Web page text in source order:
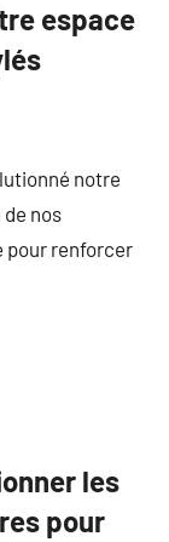
espace
notre
nos
pour renforcer
les
pour